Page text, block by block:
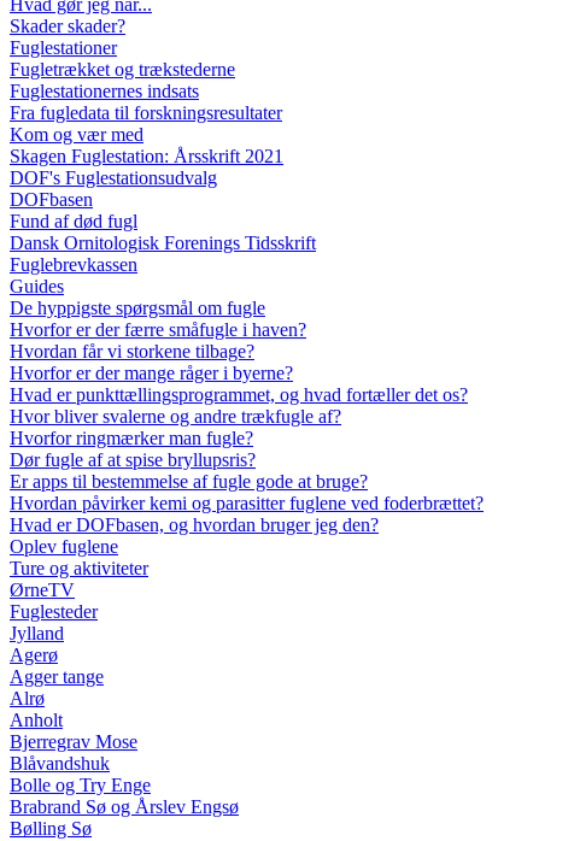
Hvad gør jeg når...
Skader skader?
Fuglestationer
Fugletrækket og trækstederne
Fuglestationernes indsats
Fra fugledata til forskningsresultater
Kom og vær med
Skagen Fuglestation: Årsskrift 2021
DOF's Fuglestationsudvalg
DOFbasen
Fund af død fugl
Dansk Ornitologisk Forenings Tidsskrift
Fuglebrevkassen
Guides
De hyppigste spørgsmål om fugle
Hvorfor er der færre småfugle i haven?
Hvordan får vi storkene tilbage?
Hvorfor er der mange råger i byerne?
Hvad er punkttællingsprogrammet, og hvad fortæller det os?
Hvor bliver svalerne og andre trækfugle af?
Hvorfor ringmærker man fugle?
Dør fugle af at spise bryllupsris?
Er apps til bestemmelse af fugle gode at bruge?
Hvordan påvirker kemi og parasitter fuglene ved foderbrættet?
Hvad er DOFbasen, og hvordan bruger jeg den?
Oplev fuglene
Ture og aktiviteter
ØrneTV
Fuglesteder
Jylland
Agerø
Agger tange
Alrø
Anholt
Bjerregrav Mose
Blåvandshuk
Bolle og Try Enge
Brabrand Sø og Årslev Engsø
Bølling Sø